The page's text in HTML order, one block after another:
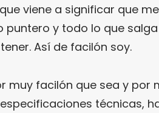
viene a significar que
puntero y todo lo que
Así de facilón soy.
muy facilón que sea y por
técnicas,